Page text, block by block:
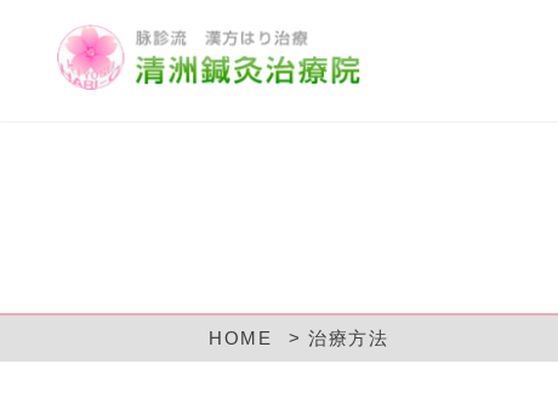
HOME 治療方法